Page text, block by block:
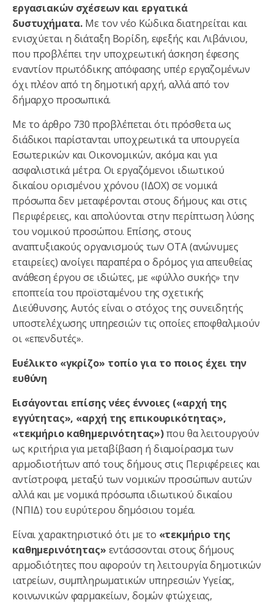
εργασιακών σχέσεων και εργατικά
δυστυχήματα. Με τον νέο Κώδικα διατηρείται και
ενισχύεται η διάταξη Βορίδη, εφεξής και Λιβάνιου,
που προβλέπει την υποχρεωτική άσκηση έφεσης
εναντίον πρωτόδικης απόφασης υπέρ εργαζομένων
όχι πλέον από τη δημοτική αρχή, αλλά από τον
δήμαρχο προσωπικά.
Με το άρθρο 730 προβλέπεται ότι πρόσθετα ως
διάδικοι παρίστανται υποχρεωτικά τα υπουργεία
Εσωτερικών και Οικονομικών, ακόμα και για
ασφαλιστικά μέτρα. Οι εργαζόμενοι ιδιωτικού
δικαίου ορισμένου χρόνου (ΙΔΟΧ) σε νομικά
πρόσωπα δεν μεταφέρονται στους δήμους και στις
Περιφέρειες, και απολύονται στην περίπτωση λύσης
του νομικού προσώπου. Επίσης, στους
αναπτυξιακούς οργανισμούς των ΟΤΑ (ανώνυμες
εταιρείες) ανοίγει παραπέρα ο δρόμος για απευθείας
ανάθεση έργου σε ιδιώτες, με «φύλλο συκής» την
εποπτεία του προϊσταμένου της σχετικής
Διεύθυνσης. Αυτός είναι ο στόχος της συνειδητής
υποστελέχωσης υπηρεσιών τις οποίες εποφθαλμιούν
οι «επενδυτές».
Ευέλικτο «γκρίζο» τοπίο για το ποιος έχει την
ευθύνη
Εισάγονται επίσης νέες έννοιες («αρχή της
εγγύτητας», «αρχή της επικουρικότητας»,
«τεκμήριο καθημερινότητας»)που θα λειτουργούν
ως κριτήρια για μεταβίβαση ή διαμοίρασμα των
αρμοδιοτήτων από τους δήμους στις Περιφέρειες και
αντίστροφα, μεταξύ των νομικών προσώπων αυτών
αλλά και με νομικά πρόσωπα ιδιωτικού δικαίου
(ΝΠΙΔ) του ευρύτερου δημόσιου τομέα.
Είναι χαρακτηριστικό ότι με το «τεκμήριο της
καθημερινότητας» εντάσσονται στους δήμους
αρμοδιότητες που αφορούν τη λειτουργία δημοτικών
ιατρείων, συμπληρωματικών υπηρεσιών Υγείας,
κοινωνικών φαρμακείων, δομών φτώχειας,